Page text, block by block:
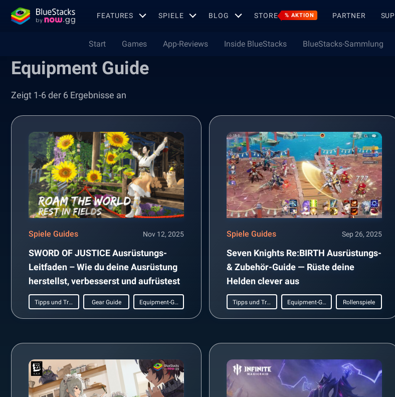
FEATURES SPIELE BLOG STORE % AKTION PARTNER
Start Games App-Reviews Inside BlueStacks BlueStacks-Sammlung
Equipment Guide
Zeigt 1-6 der 6 Ergebnisse an
Spiele Guides Nov 12, 2025
SWORD OF JUSTICE Ausrüstungs-
Leitfaden – Wie du deine Ausrüstung
herstellst, verbesserst und aufrüstest
Tipps und Tricks Gear Guide Equipment-Guide
Spiele Guides Sep 26, 2025
Seven Knights Re:BIRTH Ausrüstungs-
& Zubehör-Guide — Rüste deine
Helden clever aus
Tipps und Tricks Equipment-Guide Rollenspiele